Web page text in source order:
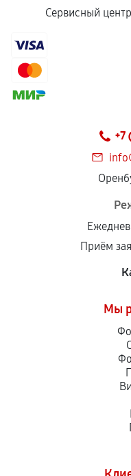
Сервисный
+7
Приём
Мы